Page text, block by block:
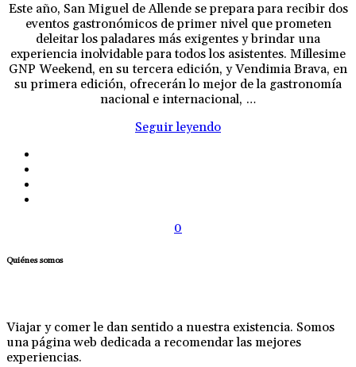
Este año, San Miguel de Allende se prepara para recibir dos
eventos gastronómicos de primer nivel que prometen
deleitar los paladares más exigentes y brindar una
experiencia inolvidable para todos los asistentes. Millesime
GNP Weekend, en su tercera edición, y Vendimia Brava, en
su primera edición, ofrecerán lo mejor de la gastronomía
nacional e internacional, …
Seguir leyendo
0
Quiénes somos
Viajar y comer le dan sentido a nuestra existencia. Somos
una página web dedicada a recomendar las mejores
experiencias.